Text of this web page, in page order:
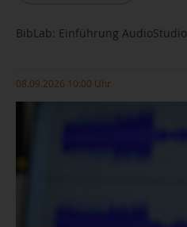
BibLab: Einführung AudioStudio
08.09.2026 10:00 Uhr